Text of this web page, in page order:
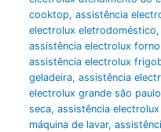
cooktop, assistência
electrolux eletrodoméstico,
assistência electrolux forno
assistência electrolux
geladeira, assistência
electrolux grande são paulo
seca, assistência
máquina de lavar,